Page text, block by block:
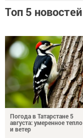
Топ 5 новостей
Погода в Татарстане 5
августа: умеренное тепло
и ветер